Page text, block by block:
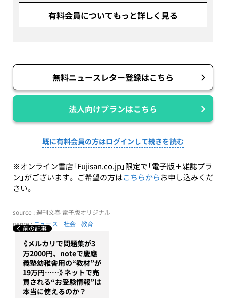
有料会員についてもっと詳しく見る
無料ニュースレター登録はこちら
法人向けプランはこちら
既に有料会員の方はログインして続きを読む
※オンライン書店「Fujisan.co.jp」限定で「電子版＋雑誌プラ
ン」がございます。ご希望の方はこちらからお申し込みくだ
さい。
source : 週刊文春 電子版オリジナル
genre :ニュース 社会 教育
前の記事
《メルカリで問題集が3
万2000円、noteで慶應
義塾幼稚舎用の“教材”が
19万円……》ネットで売
買される“お受験情報”は
本当に使えるのか？